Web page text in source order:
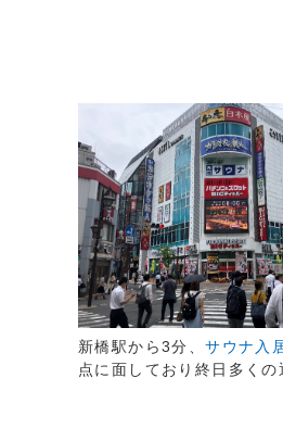
新橋駅から3分、サウナ入
点に面しており終日多くの